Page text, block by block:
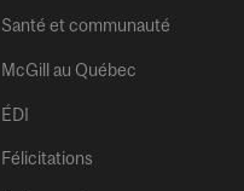
Santé et communauté
McGill au Québec
ÉDI
Félicitations